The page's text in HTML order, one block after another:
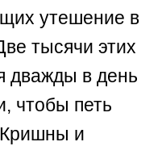
утешение в
тысячи этих
дважды в день
чтобы петь
и